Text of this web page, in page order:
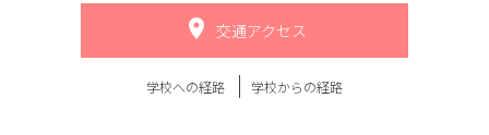
交通アクセス
学校への経路 学校からの経路